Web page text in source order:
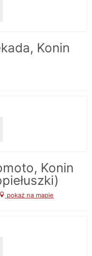
Konin
Konin
pokaż na mapie